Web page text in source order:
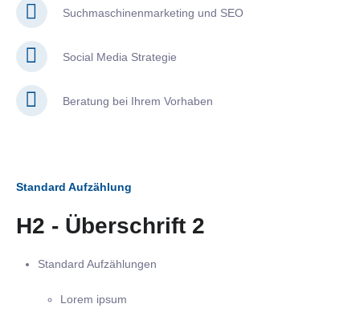
Suchmaschinenmarketing und SEO
Social Media Strategie
Beratung bei Ihrem Vorhaben
Standard Aufzählung
H2 - Überschrift 2
Standard Aufzählungen
Lorem ipsum